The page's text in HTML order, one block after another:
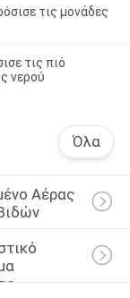
τις μονάδες
τις πιό
νερού
Όλα
Αέρας